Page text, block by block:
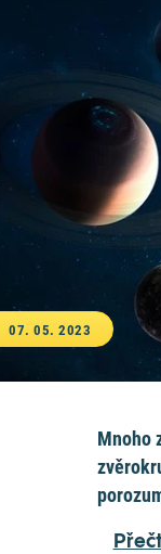
07. 05. 2023
Mnoho